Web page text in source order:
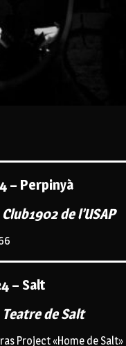
– Perpinyà
de l’USAP
– Salt
de Salt
Project «Home de Salt»